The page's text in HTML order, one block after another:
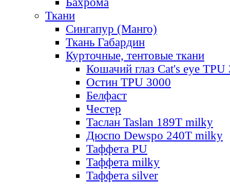
Ткани
Сингапур (Манго)
Ткань Габардин
Курточные, тентовые ткани
Кошачий глаз Cat's eye TPU
Остин TPU 3000
Белфаст
Честер
Таслан Taslan 189T milky
Дюспо Dewspo 240T milky
Таффета PU
Таффета milky
Таффета silver